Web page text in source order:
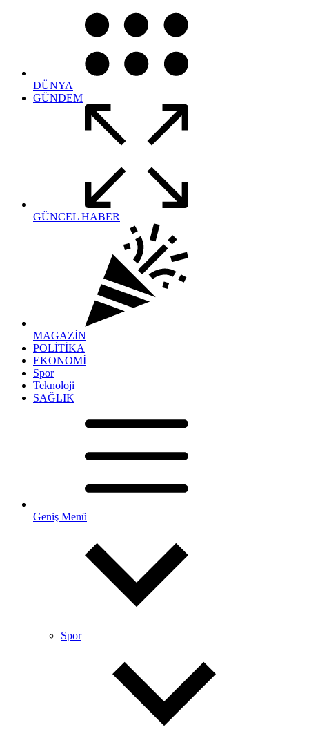
DÜNYA
GÜNDEM
GÜNCEL HABER
MAGAZİN
POLİTİKA
EKONOMİ
Spor
Teknoloji
SAĞLIK
Geniş Menü
Spor